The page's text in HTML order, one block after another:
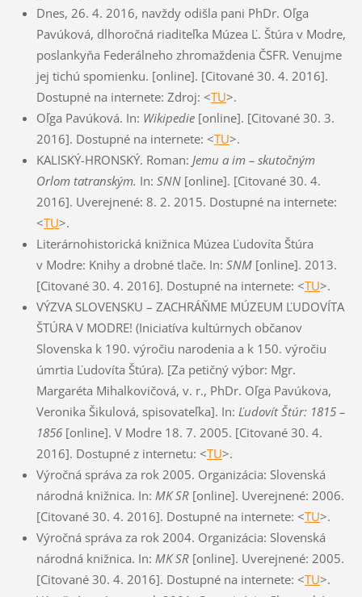
Dnes, 26. 4. 2016, navždy odišla pani PhDr. Oľga
Pavúková, dlhoročná riaditeľka Múzea Ľ. Štúra v Modre,
poslankyňa Federálneho zhromaždenia ČSFR. Venujme
jej tichú spomienku. [online]. [Citované 30. 4. 2016].
Dostupné na internete: Zdroj: <TU>.
Oľga Pavúková. In: Wikipedie [online]. [Citované 30. 3.
2016]. Dostupné na internete: <TU>.
KALISKÝ-HRONSKÝ. Roman: Jemu a im – skutočným
Orlom tatranským. In: SNN [online]. [Citované 30. 4.
2016]. Uverejnené: 8. 2. 2015. Dostupné na internete:
<TU>.
Literárnohistorická knižnica Múzea Ľudovíta Štúra
v Modre: Knihy a drobné tlače. In: SNM [online]. 2013.
[Citované 30. 4. 2016]. Dostupné na internete: <TU>.
VÝZVA SLOVENSKU – ZACHRÁŇME MÚZEUM ĽUDOVÍTA
ŠTÚRA V MODRE! (Iniciatíva kultúrnych občanov
Slovenska k 190. výročiu narodenia a k 150. výročiu
úmrtia Ľudovíta Štúra). [Za petičný výbor: Mgr.
Margaréta Mihalkovičová, v. r., PhDr. Oľga Pavúkova,
Veronika Šikulová, spisovateľka]. In: Ľudovít Štúr: 1815 –
1856 [online]. V Modre 18. 7. 2005. [Citované 30. 4.
2016]. Dostupné z internetu: <TU>.
Výročná správa za rok 2005. Organizácia: Slovenská
národná knižnica. In: MK SR[online]. Uverejnené: 2006.
[Citované 30. 4. 2016]. Dostupné na internete: <TU>.
Výročná správa za rok 2004. Organizácia: Slovenská
národná knižnica. In: MK SR[online]. Uverejnené: 2005.
[Citované 30. 4. 2016]. Dostupné na internete: <TU>.